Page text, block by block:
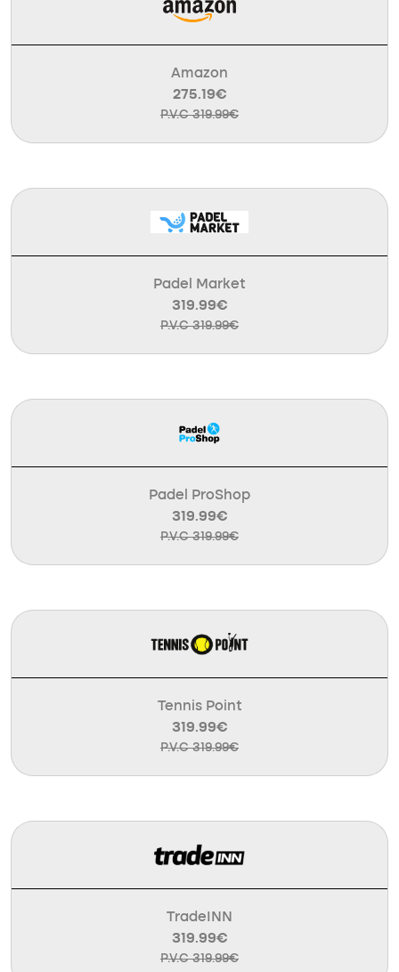
Amazon
275.19€
P.V.C 319.99€
Padel Market
319.99€
P.V.C 319.99€
Padel ProShop
319.99€
P.V.C 319.99€
Tennis Point
319.99€
P.V.C 319.99€
TradeINN
319.99€
P.V.C 319.99€